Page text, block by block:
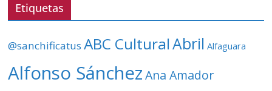
í
e
Etiquetas
@sanchificatus ABC CulturalAbril Alfaguara
Alfonso Sánchez Ana Amador